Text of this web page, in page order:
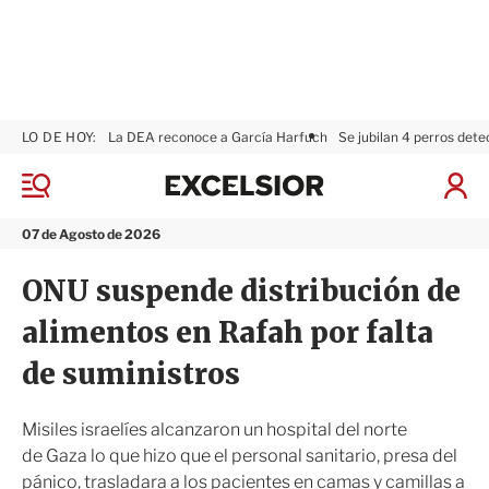
M
n
07 de Agosto de 2026
LO DE HOY: La DEA reconoce a García Harfuch Se jubilan 4 perros
I
a
x
s
i
r
ONU suspende distribución de
alimentos en Rafah por falta
de suministros
Misiles israelíes alcanzaron un hospital del norte
de Gaza lo que hizo que el personal sanitario, presa del
pánico, trasladara a los pacientes en camas y camillas a